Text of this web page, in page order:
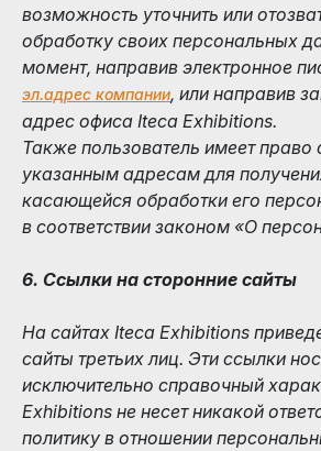
возможность уточнить или
обработку своих персональных
момент, направив электронное
эл.адрес компании, или направив
адрес офиса Iteca Exhibitions.
Также пользователь имеет право
указанным адресам для
касающейся обработки его
в соответствии законом «О
6. Ссылки на сторонние сайты
На сайтах Iteca Exhibitions
сайты третьих лиц. Эти ссылки
исключительно справочный
Exhibitions не несет никакой
политику в отношении